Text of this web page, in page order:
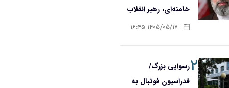
خامنه‌ای، رهبر انقلاب
۱۴۰۵/۰۵/۱۷ ۱۶:۴۵
۲رسوایی بزرگ/
فدراسیون فوتبال به